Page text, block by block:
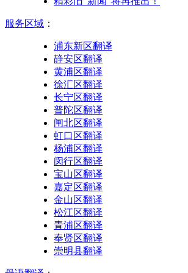
服务区域 ：
浦东新区翻译
静安区翻译
黄浦区翻译
徐汇区翻译
长宁区翻译
普陀区翻译
闸北区翻译
虹口区翻译
杨浦区翻译
闵行区翻译
宝山区翻译
嘉定区翻译
金山区翻译
松江区翻译
青浦区翻译
奉贤区翻译
崇明县翻译